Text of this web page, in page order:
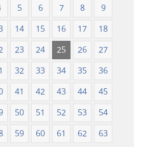
(2024(2024
5 6 7 8
9
14 15 16 17
18
23 24 25 26
27
32 33 34 35
36
41 42 43 44
45
50 51 52 53
54
59 60 61 62
63